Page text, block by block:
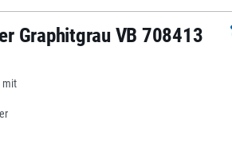
Graphitgrau VB 708413
mit